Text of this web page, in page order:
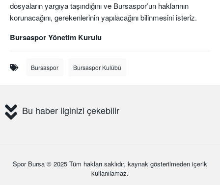
dosyaların yargıya taşındığını ve Bursaspor’un haklarının
korunacağını, gerekenlerinin yapılacağını bilinmesini isteriz.
Bursaspor Yönetim Kurulu
Bursaspor Bursaspor Kulübü
Bu haber ilginizi çekebilir
Spor Bursa © 2025 Tüm hakları saklıdır, kaynak gösterilmeden içerik
kullanılamaz.